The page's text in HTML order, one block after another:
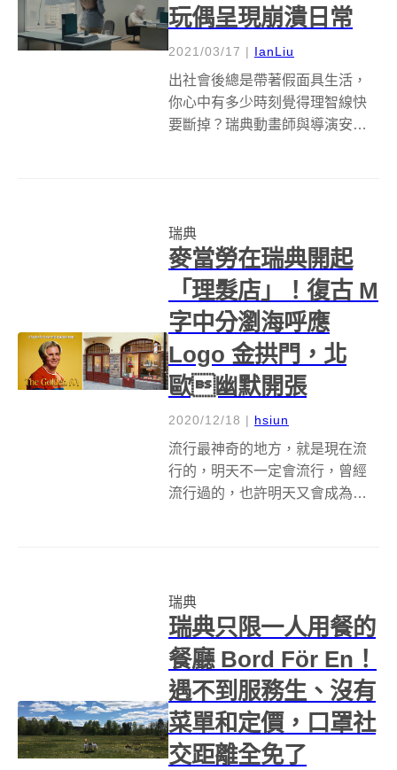
玩偶呈現崩潰日常
2021/03/17 | IanLiu
出社會後總是帶著假面具生活，
你心中有多少時刻覺得理智線快
要斷掉？瑞典動畫師與導演安娜
極具諷刺的趣...
瑞典
麥當勞在瑞典開起
「理髮店」！復古 M
字中分瀏海呼應
Logo 金拱門，北
歐幽默開張
2020/12/18 | hsiun
流行最神奇的地方，就是現在流
行的，明天不一定會流行，曾經
流行過的，也許明天又會成為潮
設了全球一間理髮店 Golden ...
瑞典
瑞典只限一人用餐的
餐廳 Bord För En！
遇不到服務生、沒有
菜單和定價，口罩社
交距離全免了